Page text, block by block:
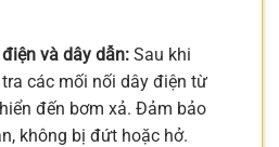
và dây dẫn:Sau khi
các mối nối dây điện từ
đến bơm xả. Đảm bảo
không bị đứt hoặc hở.